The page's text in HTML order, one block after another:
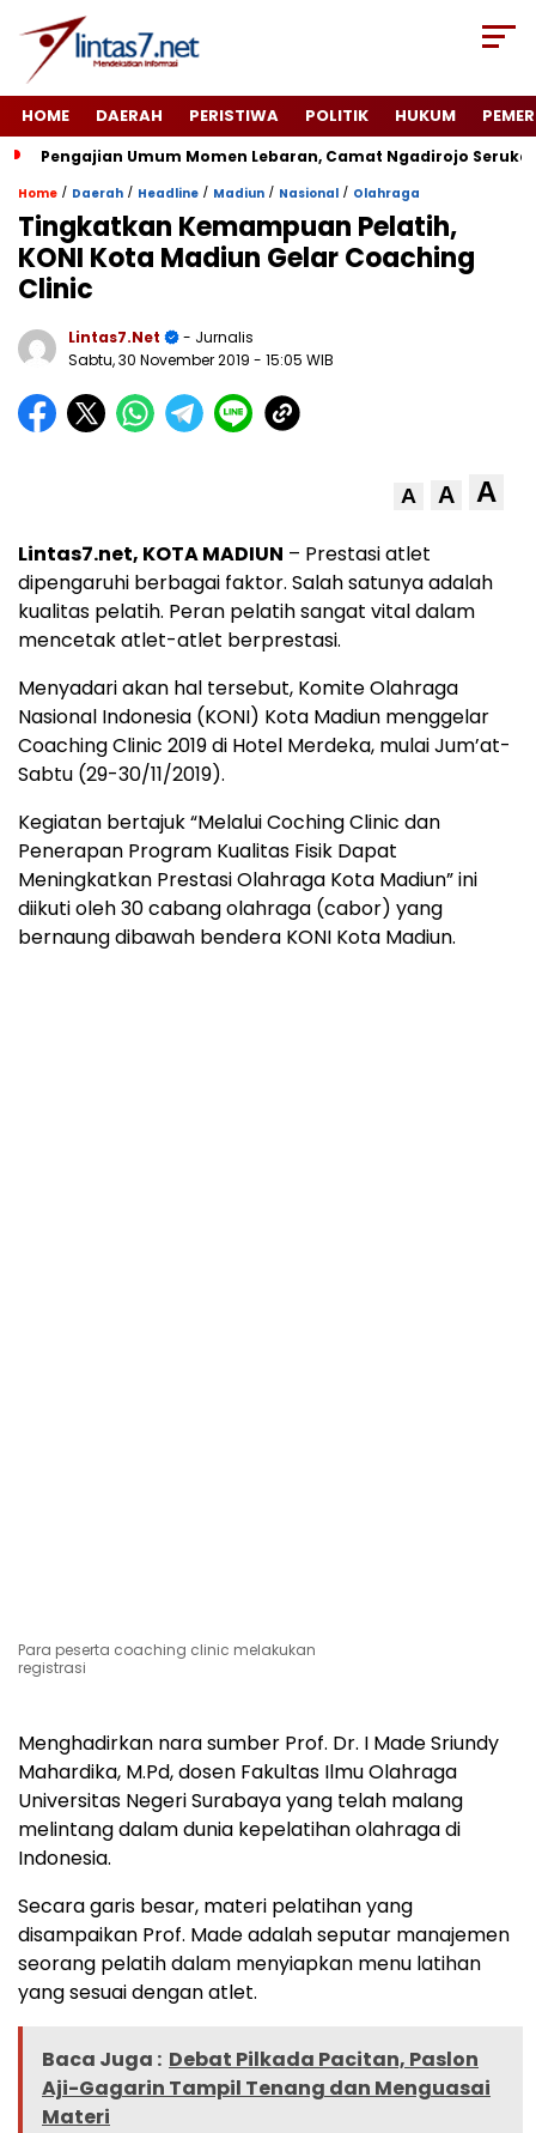
HOME DAERAH PERISTIWA POLITIK HUKUM
Pengajian Umum Momen Lebaran, Camat Ngadirojo
Home / Daerah / Headline / Madiun / Nasional / Olahraga
Tingkatkan Kemampuan Pelatih,
KONI Kota Madiun Gelar Coaching
Clinic
Lintas7.net
- Jurnalis
Sabtu, 30 November 2019 - 15:05 WIB
A A A
Lintas7.net, KOTA MADIUN – Prestasi atlet
dipengaruhi berbagai faktor. Salah satunya adalah
kualitas pelatih. Peran pelatih sangat vital dalam
mencetak atlet-atlet berprestasi.
Menyadari akan hal tersebut, Komite Olahraga
Nasional Indonesia (KONI) Kota Madiun menggelar
Coaching Clinic 2019 di Hotel Merdeka, mulai Jum’at-
Sabtu (29-30/11/2019).
Kegiatan bertajuk “Melalui Coching Clinic dan
Penerapan Program Kualitas Fisik Dapat
Meningkatkan Prestasi Olahraga Kota Madiun” ini
diikuti oleh 30 cabang olahraga (cabor) yang
bernaung dibawah bendera KONI Kota Madiun.
Para peserta coaching clinic melakukan
registrasi
Menghadirkan nara sumber Prof. Dr. I Made Sriundy
Mahardika, M.Pd, dosen Fakultas Ilmu Olahraga
Universitas Negeri Surabaya yang telah malang
melintang dalam dunia kepelatihan olahraga di
Indonesia.
Secara garis besar, materi pelatihan yang
disampaikan Prof. Made adalah seputar manajemen
seorang pelatih dalam menyiapkan menu latihan
yang sesuai dengan atlet.
Baca Juga : Debat Pilkada Pacitan, Paslon
Aji-Gagarin Tampil Tenang dan Menguasai
Materi